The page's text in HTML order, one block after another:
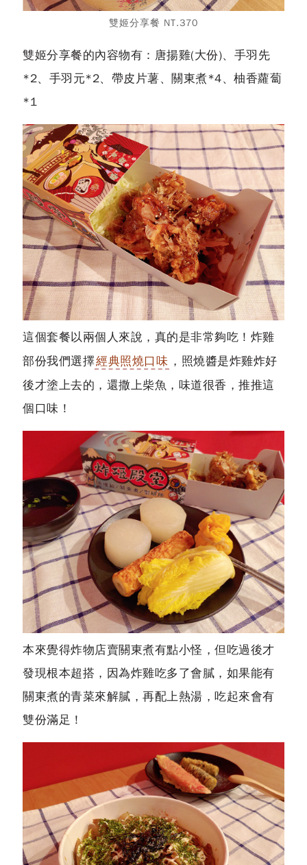
雙姬分享餐 NT.370
雙姬分享餐的內容物有：唐揚雞(大份)、手羽先
*2、手羽元*2、帶皮片薯、關東煮*4、柚香蘿蔔
*1
這個套餐以兩個人來說，真的是非常夠吃！炸雞
部份我們選擇經典照燒口味 ，照燒醬是炸雞炸好
後才塗上去的，還撒上柴魚，味道很香，推推這
個口味！
本來覺得炸物店賣關東煮有點小怪，但吃過後才
發現根本超搭，因為炸雞吃多了會膩，如果能有
關東煮的青菜來解膩，再配上熱湯，吃起來會有
雙份滿足！